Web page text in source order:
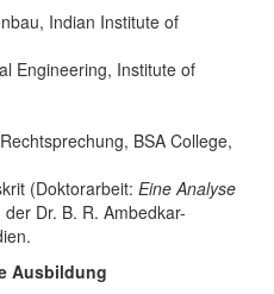
Indian Institute of
Engineering, Institute of
BSA College,
(Doktorarbeit: Eine Analyse
der Dr. B. R. Ambedkar-
Ausbildung